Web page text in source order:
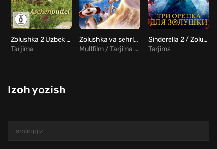
Zolushka 2 Uzbek tilida
Tarjima
Zolushka va sehrlangan shahzoda Uzbek Tilida
Multfilm / Tarjima / Sarguzasht
Sinderella 2 / Zolushka uchun uch yong'oq 2 Uzbek tilida
Tarjima
Izoh yozish